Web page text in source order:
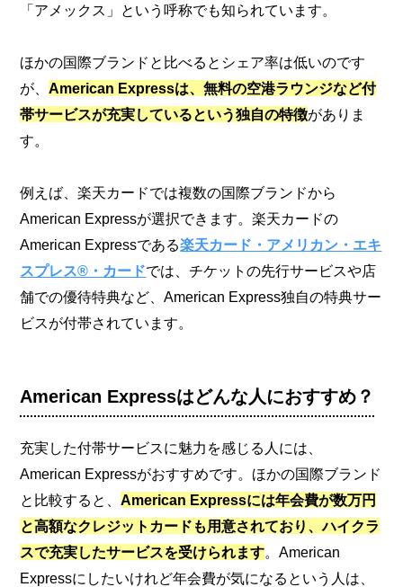
「アメックス」という呼称でも知られています。
ほかの国際ブランドと比べるとシェア率は低いのです
が、American Expressは、無料の空港ラウンジなど付
帯サービスが充実しているという独自の特徴がありま
す。
例えば、楽天カードでは複数の国際ブランドから
American Expressが選択できます。楽天カードの
American Expressである楽天カード・アメリカン・エキ
スプレス®・カードでは、チケットの先行サービスや店
舗での優待特典など、American Express独自の特典サー
ビスが付帯されています。
American Expressはどんな人におすすめ？
充実した付帯サービスに魅力を感じる人には、
American Expressがおすすめです。ほかの国際ブランド
と比較すると、American Expressには年会費が数万円
と高額なクレジットカードも用意されており、ハイクラ
スで充実したサービスを受けられます。American
Expressにしたいけれど年会費が気になるという人は、